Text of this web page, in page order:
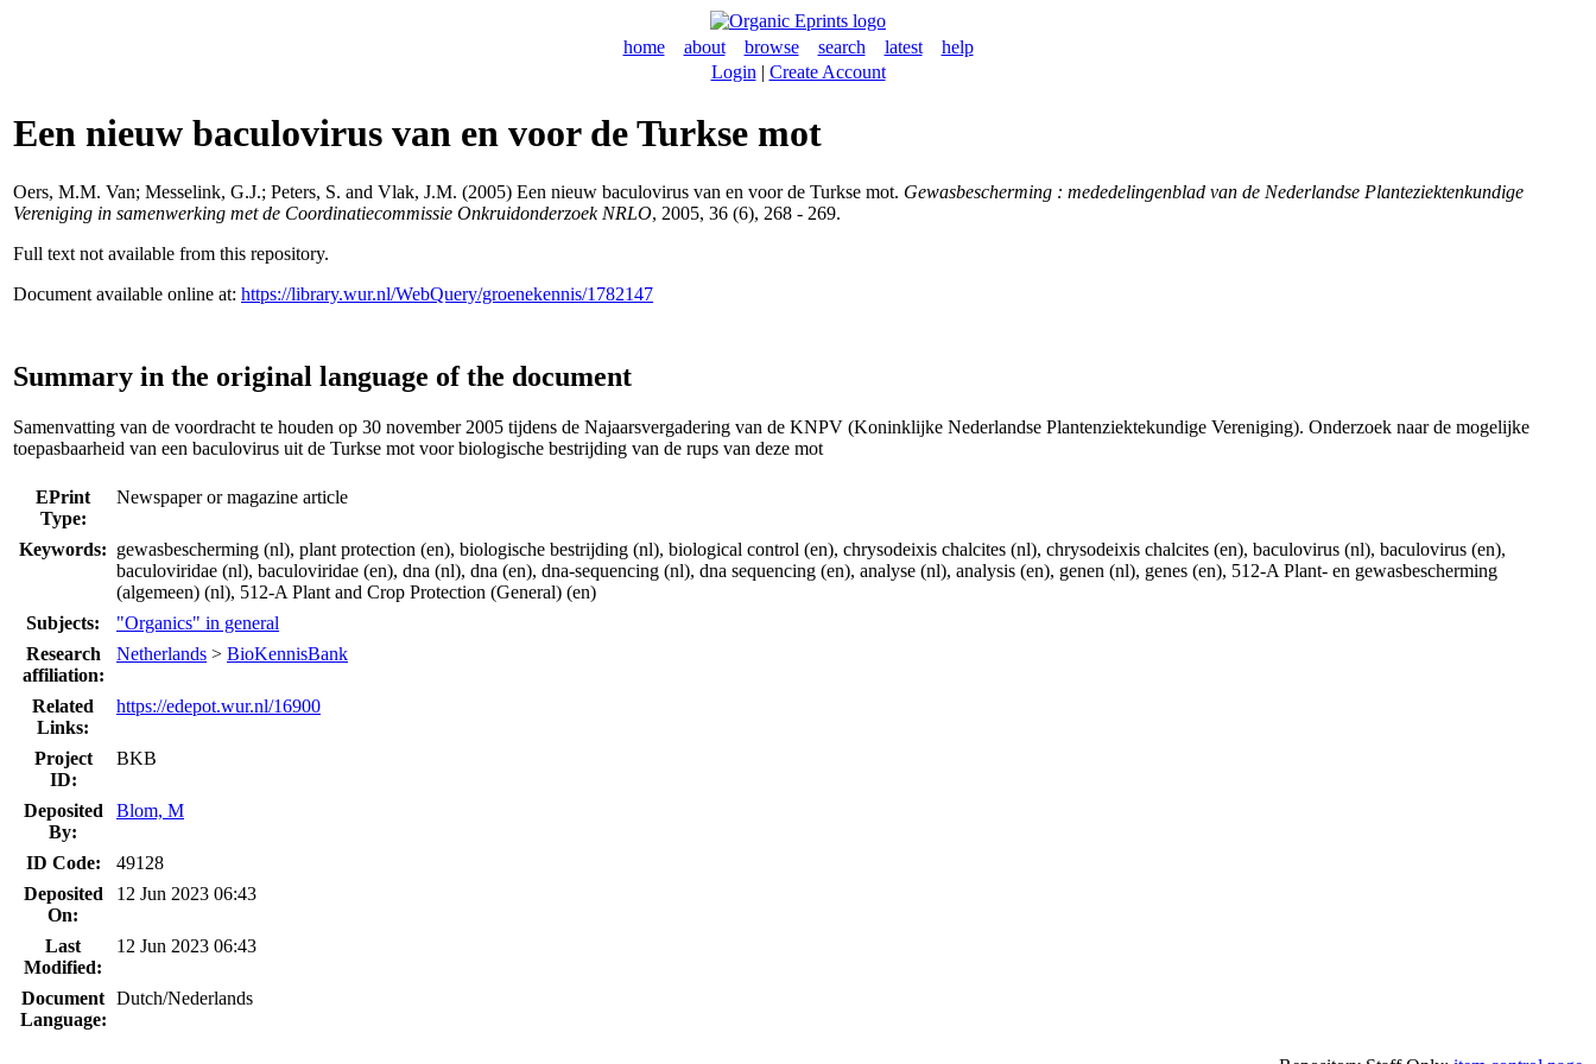
home about browse search latest
help
Login | Create Account
Een nieuw baculovirus van en voor de Turkse mot
Oers, M.M. Van; Messelink, G.J.; Peters, S. and Vlak, J.M. (2005) Een nieuw baculovirus van en voor de Turkse mot. Gewasbescherming : mededelingenblad van de Nederlandse Planteziektenkundige
Vereniging in samenwerking met de Coordinatiecommissie Onkruidonderzoek NRLO, 2005, 36 (6), 268 - 269.
Full text not available from this repository.
Document available online at: https://library.wur.nl/WebQuery/groenekennis/1782147
Summary in the original language of the document
Samenvatting van de voordracht te houden op 30 november 2005 tijdens de Najaarsvergadering van de KNPV (Koninklijke Nederlandse Plantenziektekundige Vereniging). Onderzoek naar de mogelijke
toepasbaarheid van een baculovirus uit de Turkse mot voor biologische bestrijding van de rups van deze mot
EPrint
Type:
Newspaper or magazine article
Keywords: gewasbescherming (nl), plant protection (en), biologische bestrijding (nl), biological control (en), chrysodeixis chalcites (nl), chrysodeixis chalcites (en), baculovirus (nl), baculovirus (en),
baculoviridae (nl), baculoviridae (en), dna (nl), dna (en), dna-sequencing (nl), dna sequencing (en), analyse (nl), analysis (en), genen (nl), genes (en), 512-A Plant- en gewasbescherming
(algemeen) (nl), 512-A Plant and Crop Protection (General) (en)
Subjects:
"Organics" in general
Research
affiliation:
Netherlands > BioKennisBank
Related
Links:
https://edepot.wur.nl/16900
Project
ID:
BKB
Deposited
By:
Blom, M
ID Code:
49128
Deposited
On:
12 Jun 2023 06:43
Last
Modified:
12 Jun 2023 06:43
Document
Language:
Dutch/Nederlands